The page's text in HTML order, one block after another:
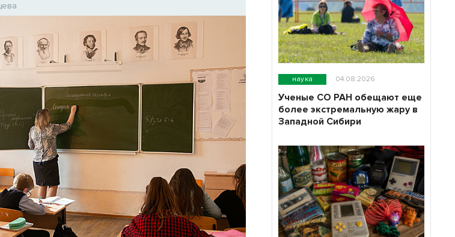
наука 04.08.2026
Ученые СО РАН обещают еще
более экстремальную жару в
Западной Сибири